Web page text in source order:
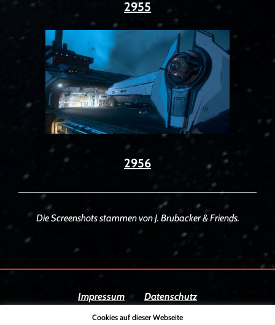
2955
2956
Die Screenshots stammen von J. Brubacker & Friends.
Impressum Datenschutz
Cookies auf dieser Webseite